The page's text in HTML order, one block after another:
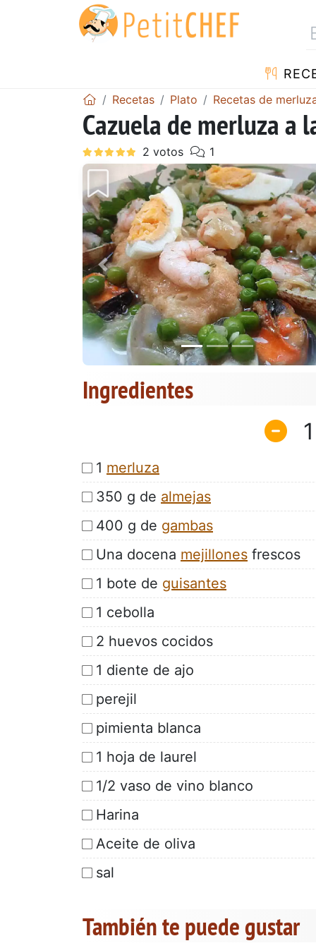
Recetas Plato Recetas de
Cazuela de merluza a
Anterior
Ingredientes
1
1 merluza
350 g de almejas
400 g de gambas
Una docena mejillones frescos
1 bote de guisantes
1 cebolla
2 huevos cocidos
1 diente de ajo
perejil
pimienta blanca
1 hoja de laurel
1/2 vaso de vino blanco
Harina
Aceite de oliva
sal
También te puede gustar